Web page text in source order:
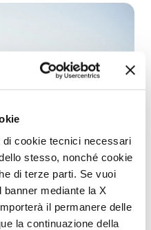
cookie tecnici necessari
stesso, nonché cookie
di terze parti. Se vuoi
mediante la X
il permanere delle
la continuazione della